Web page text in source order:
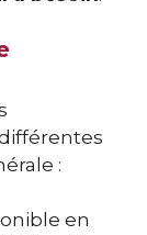
:
en